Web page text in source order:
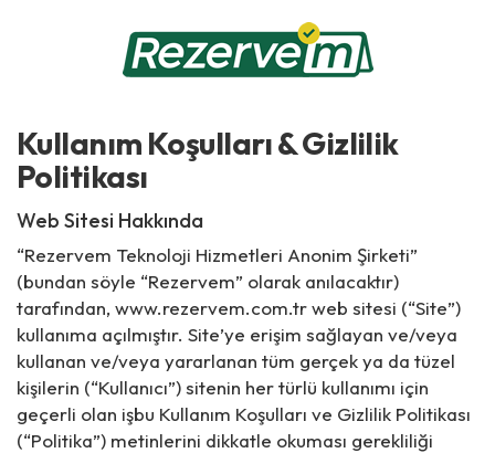
Kullanım Koşulları & Gizlilik
Politikası
Web Sitesi Hakkında
“Rezervem Teknoloji Hizmetleri Anonim Şirketi”
(bundan söyle “Rezervem” olarak anılacaktır)
tarafından, www.rezervem.com.tr web sitesi (“Site”)
kullanıma açılmıştır. Site’ye erişim sağlayan ve/veya
kullanan ve/veya yararlanan tüm gerçek ya da tüzel
kişilerin (“Kullanıcı”) sitenin her türlü kullanımı için
geçerli olan işbu Kullanım Koşulları ve Gizlilik Politikası
(“Politika”) metinlerini dikkatle okuması gerekliliği